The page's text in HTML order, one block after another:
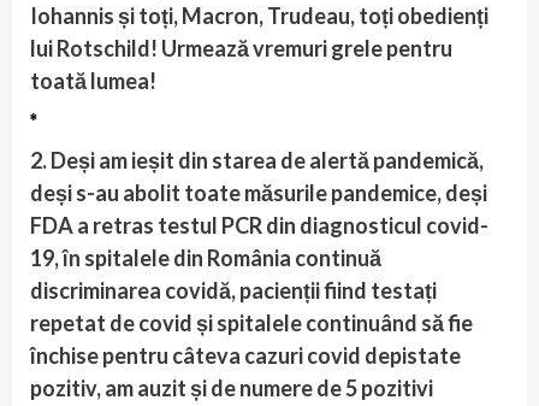
Iohannis și toți, Macron, Trudeau, toți obedienți
lui Rotschild! Urmează vremuri grele pentru
toată lumea!
*
2. Deși am ieșit din starea de alertă pandemică,
deși s-au abolit toate măsurile pandemice, deși
FDA a retras testul PCR din diagnosticul covid-
19, în spitalele din România continuă
discriminarea covidă, pacienții fiind testați
repetat de covid și spitalele continuând să fie
închise pentru câteva cazuri covid depistate
pozitiv, am auzit și de numere de 5 pozitivi